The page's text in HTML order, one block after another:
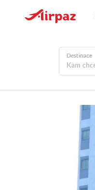
Destinace